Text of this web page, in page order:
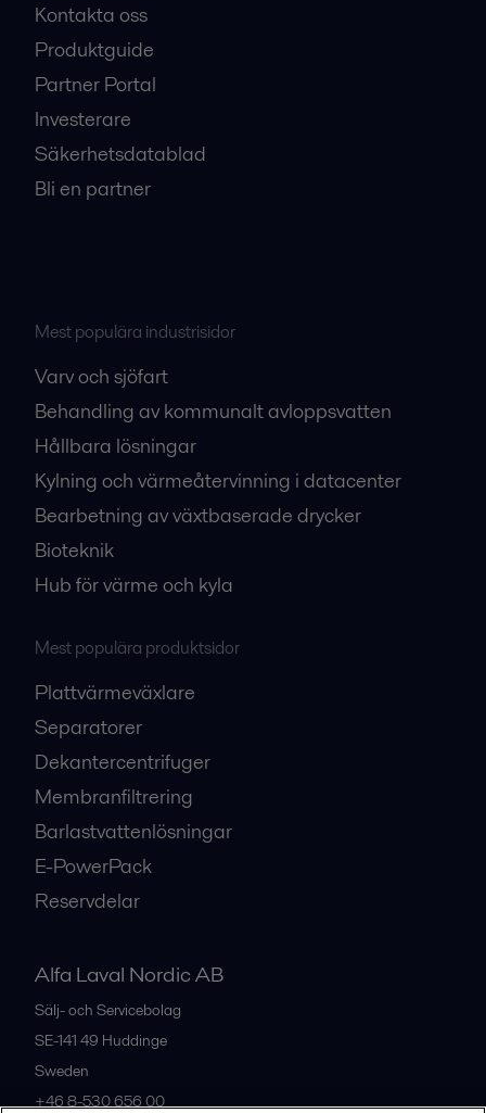
Kontakta oss
Produktguide
Partner Portal
Investerare
Säkerhetsdatablad
Bli en partner
Mest populära industrisidor
Varv och sjöfart
Behandling av kommunalt avloppsvatten
Hållbara lösningar
Kylning och värmeåtervinning i datacenter
Bearbetning av växtbaserade drycker
Bioteknik
Hub för värme och kyla
Mest populära produktsidor
Plattvärmeväxlare
Separatorer
Dekantercentrifuger
Membranfiltrering
Barlastvattenlösningar
E-PowerPack
Reservdelar
Alfa Laval Nordic AB
Sälj- och Servicebolag
SE-141 49 Huddinge
Sweden
+46 8-530 656 00